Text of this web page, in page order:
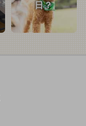
日？